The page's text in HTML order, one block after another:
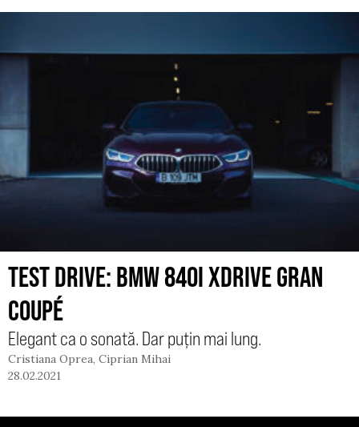
TEST DRIVE: BMW 840I XDRIVE GRAN
COUPÉ
Elegant ca o sonată. Dar puțin mai lung.
Cristiana Oprea, Ciprian Mihai
28.02.2021